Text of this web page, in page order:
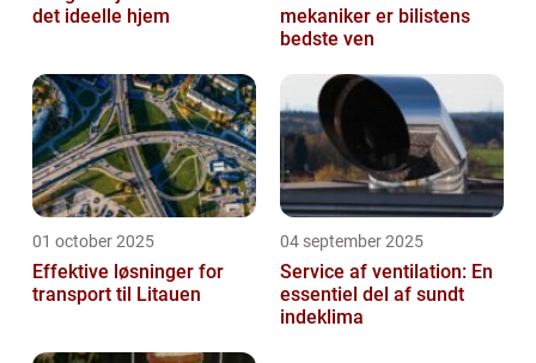
det ideelle hjem
mekaniker er bilistens
bedste ven
01 october 2025
Effektive løsninger for
transport til Litauen
04 september 2025
Service af ventilation: En
essentiel del af sundt
indeklima